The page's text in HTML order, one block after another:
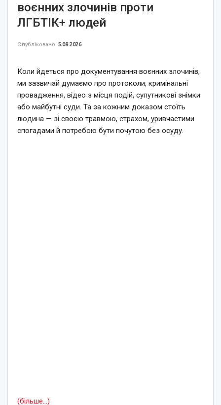
воєнних злочинів проти
ЛГБТІК+ людей
Опубліковано 5.08.2026
Коли йдеться про документування воєнних злочинів,
ми зазвичай думаємо про протоколи, кримінальні
провадження, відео з місця подій, супутникові знімки
або майбутні суди. Та за кожним доказом стоїть
людина — зі своєю травмою, страхом, уривчастими
спогадами й потребою бути почутою без осуду.
(більше…)